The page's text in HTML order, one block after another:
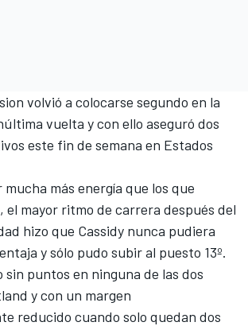
volvió a colocarse segundo en la
vuelta y con ello aseguró dos
este fin de semana en Estados
más energía que los que
el mayor ritmo de carrera después del
hizo que Cassidy nunca pudiera
y sólo pudo subir al puesto 13º.
sin puntos en ninguna de las dos
y con un margen
reducido cuando solo quedan dos